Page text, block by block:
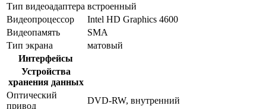
Тип видеоадаптера встроенный
Видеопроцессор
Intel HD Graphics 4600
Видеопамять
SMA
Тип экрана
матовый
Интерфейсы
Устройства
хранения данных
Оптический
привод
DVD-RW, внутренний